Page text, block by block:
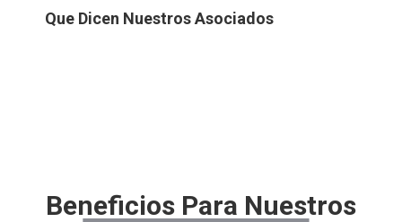
Que Dicen Nuestros Asociados
Beneficios Para Nuestros